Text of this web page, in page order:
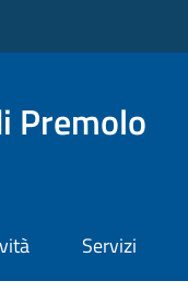
Premolo
Servizi